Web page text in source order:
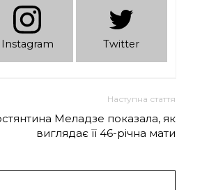
Instagram Twitter
Наступна стаття
Меладзе показала, як
виглядає її 46-річна мати